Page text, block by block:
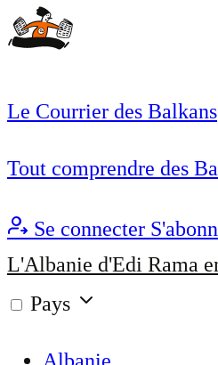
Le Courrier des Balkans
Tout comprendre des
Se connecter
L'Albanie d'Edi Rama
Pays